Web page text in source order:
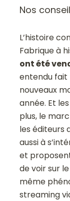
Nos
L’histoire
Fabrique à
ont été
entendu fait
nouveaux
année. Et
plus, le
les éditeurs
aussi à
et
de voir sur
même
streaming